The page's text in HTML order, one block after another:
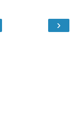
›